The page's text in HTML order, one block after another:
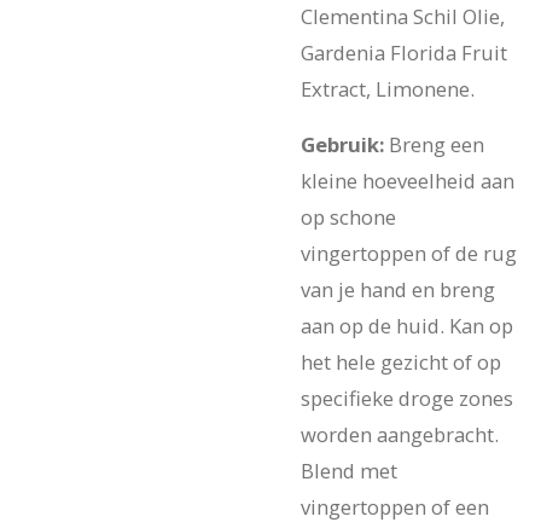
Clementina Schil Olie,
Gardenia Florida Fruit
Extract, Limonene.
Gebruik: Breng een
kleine hoeveelheid aan
op schone
vingertoppen of de rug
van je hand en breng
aan op de huid. Kan op
het hele gezicht of op
specifieke droge zones
worden aangebracht.
Blend met
vingertoppen of een